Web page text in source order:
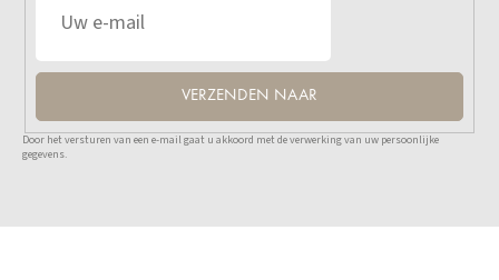
VERZENDEN NAAR
Door het versturen van een e-mail gaat u akkoord met de verwerking van uw persoonlijke
gegevens.